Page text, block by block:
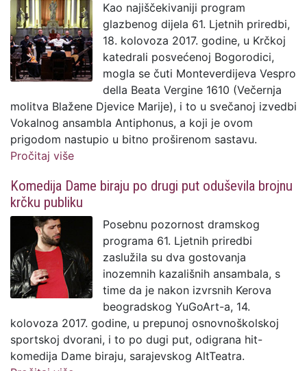
Kao najiščekivaniji program
glazbenog dijela 61. Ljetnih priredbi,
18. kolovoza 2017. godine, u Krčkoj
katedrali posvećenoj Bogorodici,
mogla se čuti Monteverdijeva Vespro
della Beata Vergine 1610 (Večernja
molitva Blažene Djevice Marije), i to u svečanoj izvedbi
Vokalnog ansambla Antiphonus, a koji je ovom
prigodom nastupio u bitno proširenom sastavu.
Pročitaj više
Komedija Dame biraju po drugi put oduševila brojnu
krčku publiku
Posebnu pozornost dramskog
programa 61. Ljetnih priredbi
zaslužila su dva gostovanja
inozemnih kazališnih ansambala, s
time da je nakon izvrsnih Kerova
beogradskog YuGoArt-a, 14.
kolovoza 2017. godine, u prepunoj osnovnoškolskoj
sportskoj dvorani, i to po dugi put, odigrana hit-
komedija Dame biraju, sarajevskog AltTeatra.